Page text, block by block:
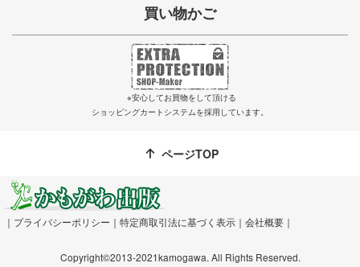
買い物かご
※安心してお買物をして頂ける
ショッピングカートシステムを採用しています。
ページTOP
｜ プライバシーポリシー ｜ 特定商取引法に基づく表示 ｜ 会社概要 ｜
Copyright©2013-2021kamogawa. All Rights Reserved.